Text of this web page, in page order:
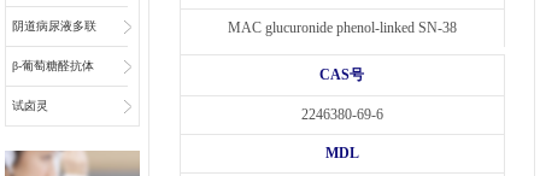
阴道病尿液多联
检底物
β-葡萄糖醛抗体
偶联物连接子
试卤灵
MAC glucuronide phenol-linked SN-38
CAS号
2246380-69-6
MDL